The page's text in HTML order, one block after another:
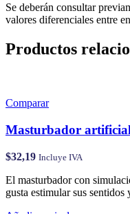
Se deberán consultar
valores diferenciales entre
Productos
Comparar
Masturbador
$32,19 Incluye IVA
El masturbador con
gusta estimular sus sentidos